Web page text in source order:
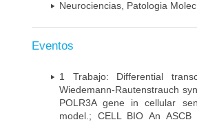
Neurociencias, Patologia
Eventos
1 Trabajo: Differential
Wiedemann-Rautenstrauch
POLR3A gene in cellular
model.; CELL BIO An